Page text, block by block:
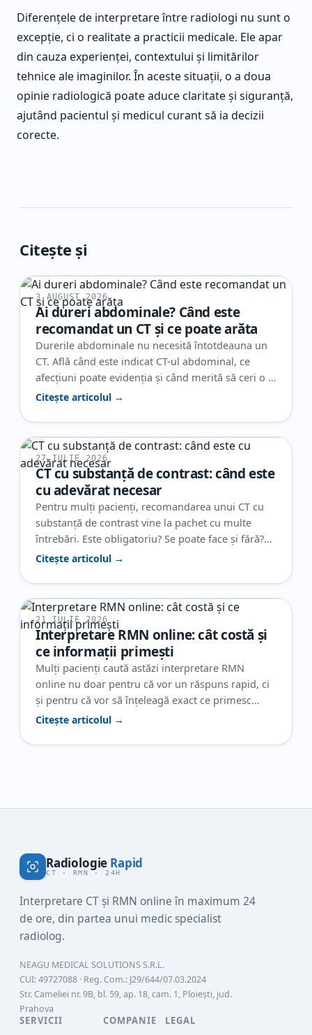
Diferențele de interpretare între radiologi nu sunt o
excepție, ci o realitate a practicii medicale. Ele apar
din cauza experienței, contextului și limitărilor
tehnice ale imaginilor. În aceste situații, o a doua
opinie radiologică poate aduce claritate și siguranță,
ajutând pacientul și medicul curant să ia decizii
corecte.
Citește și
3 AUGUST 2026
Ai dureri abdominale? Când este
recomandat un CT și ce poate arăta
Durerile abdominale nu necesită întotdeauna un
CT. Află când este indicat CT-ul abdominal, ce
afecțiuni poate evidenția și când merită să ceri o a
doua opinie radiologică.
Citește articolul →
27 IULIE 2026
CT cu substanță de contrast: când este
cu adevărat necesar
Pentru mulți pacienți, recomandarea unui CT cu
substanță de contrast vine la pachet cu multe
întrebări. Este obligatoriu? Se poate face și fără?
Ajută cu adevărat la diagnostic? Și, poate cel mai
caz și nu în altul? În realitate, contrastul nu este
folosit automat la orice CT. El…
Citește articolul →
21 IULIE 2026
Interpretare RMN online: cât costă și
ce informații primești
Mulți pacienți caută astăzi interpretare RMN
online nu doar pentru că vor un răspuns rapid, ci
și pentru că vor să înțeleagă exact ce primesc
pentru banii plătiți. Când ai deja o investigație, dar
opinie, contează foarte mult să știi și cât costă
Citește articolul →
Radiologie Rapid
CT · RMN · 24H
Interpretare CT și RMN online în maximum 24
de ore, din partea unui medic specialist
radiolog.
NEAGU MEDICAL SOLUTIONS S.R.L.
CUI:49727088 · Reg. Com.: J29/644/07.03.2024
Str. Cameliei nr. 9B, bl. 59, ap. 18, cam. 1, Ploiești, jud.
Prahova
SERVICII COMPANIE LEGAL